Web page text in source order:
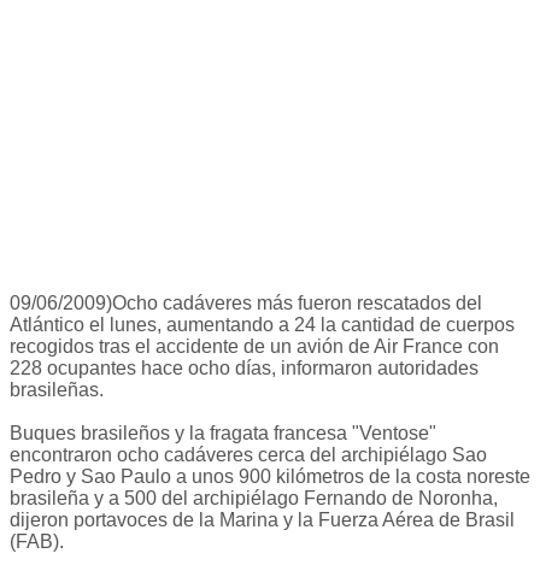
09/06/2009)Ocho cadáveres más fueron rescatados del
Atlántico el lunes, aumentando a 24 la cantidad de cuerpos
recogidos tras el accidente de un avión de Air France con
228 ocupantes hace ocho días, informaron autoridades
brasileñas.
Buques brasileños y la fragata francesa "Ventose"
encontraron ocho cadáveres cerca del archipiélago Sao
Pedro y Sao Paulo a unos 900 kilómetros de la costa noreste
brasileña y a 500 del archipiélago Fernando de Noronha,
dijeron portavoces de la Marina y la Fuerza Aérea de Brasil
(FAB).